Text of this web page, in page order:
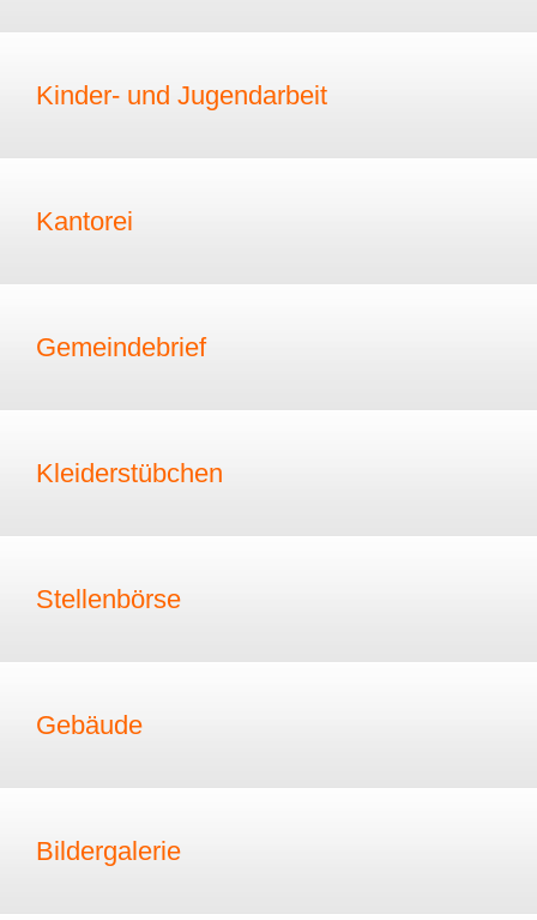
Kinder- und Jugendarbeit
Kantorei
Gemeindebrief
Kleiderstübchen
Stellenbörse
Gebäude
Bildergalerie